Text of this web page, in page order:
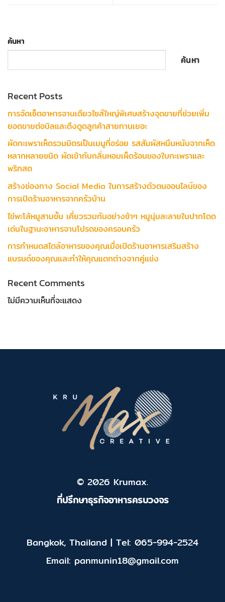
ค้นหา
ค้นหา
Recent Posts
การจัดเซ็ตอาหารจานเดียวไซส์ใหญ่พิเศษสร้างจุดขายที่ช่วยเพิ่ม
ยอดขายต่อบิลและดึงดูดลูกค้าสายทานเยอะ
ผัดกะเพราเห็ดรวมมิตรเป็นเมนูที่อร่อย รสสัมผัสหนึบหนับจากเห็ด
หลากหลายชนิด ผัดเข้ากับกลิ่นหอมเผ็ดร้อนของใบกะเพราและ
พริกสด
สร้างช่องทาง Social Media ในการสร้างตัวตนออนไลน์ของ
การเปิดร้านอาหารจากครัวบ้าน
ไข่พะโล้หมูสามชั้น เคี่ยวรวมกันอย่างช้าๆ หมูนุ่มละลายในปากโดด
เด่นในฐานะอาหารจานโปรดของครอบครัว
การกำหนดสไตล์อาหารของคุณเมื่อเปิดร้านอาหารเสริมสร้าง
แบรนด์ของคุณและทำให้คุณแตกต่างจากคู่แข่ง
Recent Comments
ไม่มีความเห็นที่จะแสดง
© 2026 Krumax.
ที่ปรึกษาธุรกิจอาหารครบวงจร
Bangkok, Thailand | Tel: 065-994-2524
Email: panmunin18@gmail.com